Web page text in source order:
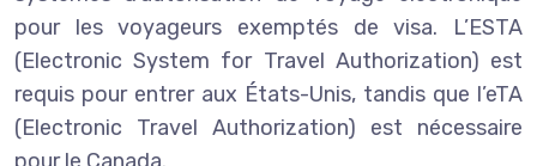
pour les voyageurs exemptés de visa. L’ESTA
(Electronic System for Travel Authorization) est
requis pour entrer aux États-Unis, tandis que l’eTA
(Electronic Travel Authorization) est nécessaire
pour le Canada.